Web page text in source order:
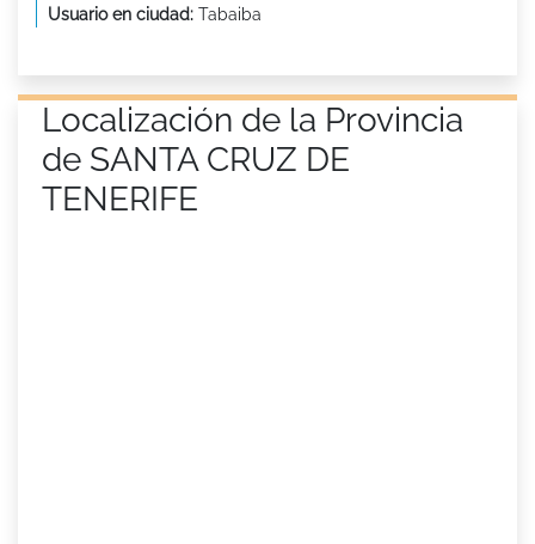
Usuario en ciudad: Tabaiba
Localización de la Provincia
de SANTA CRUZ DE
TENERIFE